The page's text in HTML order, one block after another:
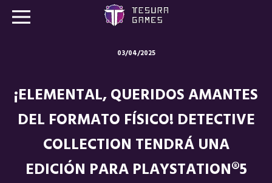
03/04/2025
¡ELEMENTAL, QUERIDOS AMANTES
DEL FORMATO FÍSICO! DETECTIVE
COLLECTION TENDRÁ UNA
EDICIÓN PARA PLAYSTATION®5
Store
Blog
Sobre nosotros